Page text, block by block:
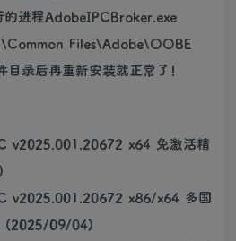
的进程AdobeIPCBroker.exe
Files\Adobe\OOBE
录后再重新安装就正常了！
v2025.001.20672 x64 免激活精
v2025.001.20672 x86/x64 多国
(2025/09/04)